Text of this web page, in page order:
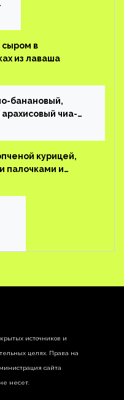
сыром в
из лаваша
банановый,
чиа-
курицей,
палочками и
источников и
целях. Права на
сайта
несет.